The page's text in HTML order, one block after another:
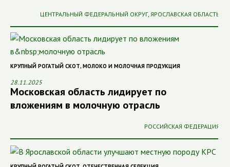
ЦЕНТРАЛЬНЫЙ ФЕДЕРАЛЬНЫЙ ОКРУГ, ЯРОСЛАВСКАЯ ОБЛАСТЬ
КРУПНЫЙ РОГАТЫЙ СКОТ, МОЛОКО И МОЛОЧНАЯ ПРОДУКЦИЯ
28.11.2025
Московская область лидирует по
вложениям в молочную отрасль
РОССИЙСКАЯ ФЕДЕРАЦИЯ